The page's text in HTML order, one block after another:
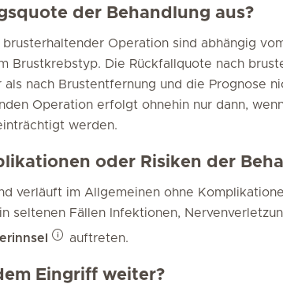
der Behandlung aus?
brusterhaltender Operation sind abhängig
Brustkrebstyp. Die Rückfallquote nach
nach Brustentfernung und die Prognose
Operation erfolgt ohnehin nur dann,
werden.
oder Risiken der
verläuft im Allgemeinen ohne
seltenen Fällen Infektionen,
auftreten.
Eingriff weiter?